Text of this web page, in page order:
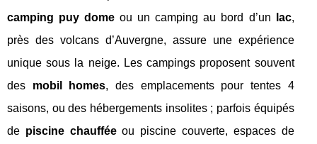
camping puy dome ou un camping au bord d’un lac,
près des volcans d’Auvergne, assure une expérience
unique sous la neige. Les campings proposent souvent
des mobil homes, des emplacements pour tentes 4
saisons, ou des hébergements insolites ; parfois équipés
de piscine chaufféeou piscine couverte, espaces de